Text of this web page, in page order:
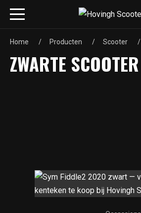
Home Producten Scooter
ZWARTE SCOOTER